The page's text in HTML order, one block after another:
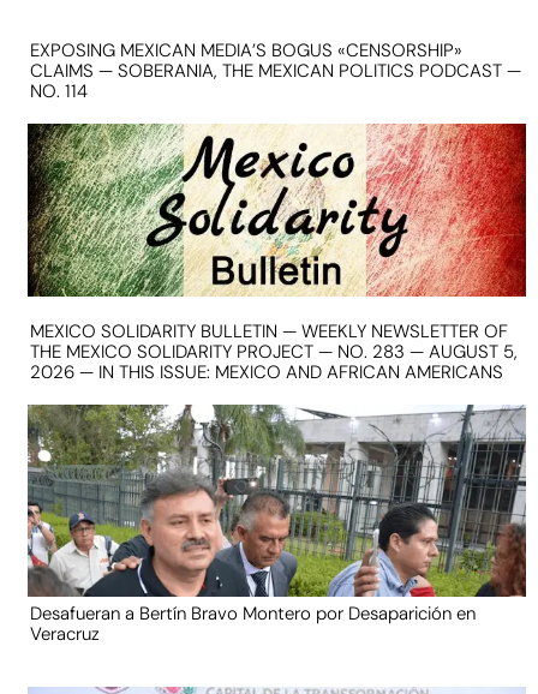
EXPOSING MEXICAN MEDIA’S BOGUS «CENSORSHIP»
CLAIMS — SOBERANIA, THE MEXICAN POLITICS PODCAST —
NO. 114
MEXICO SOLIDARITY BULLETIN — WEEKLY NEWSLETTER OF
THE MEXICO SOLIDARITY PROJECT — NO. 283 — AUGUST 5,
2026 — IN THIS ISSUE: MEXICO AND AFRICAN AMERICANS
Desafueran a Bertín Bravo Montero por Desaparición en
Veracruz